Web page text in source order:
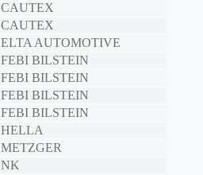
CAUTEX
CAUTEX
ELTA AUTOMOTIVE
FEBI BILSTEIN
FEBI BILSTEIN
FEBI BILSTEIN
FEBI BILSTEIN
HELLA
METZGER
NK